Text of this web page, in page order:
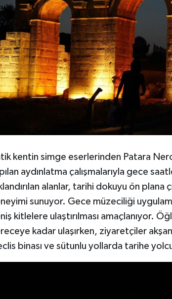
kentin simge eserlerinden Patara
aydınlatma çalışmalarıyla gece
alanlar, tarihi dokuyu ön
sunuyor. Gece müzeciliği
kitlelere ulaştırılması amaçlanıyor.
kadar ulaşırken, ziyaretçiler
binası ve sütunlu yollarda tarihe